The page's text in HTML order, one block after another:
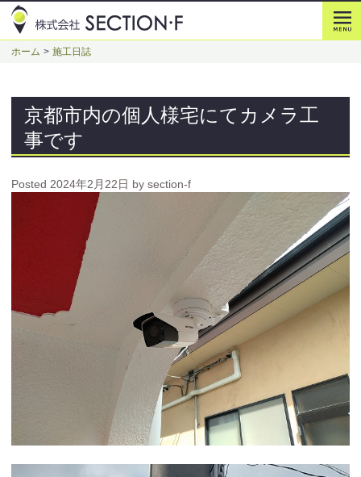
ホーム 施工日誌
京都市内の個人様宅にてカメラ工
事です
Posted 2024年2月22日 by section-f